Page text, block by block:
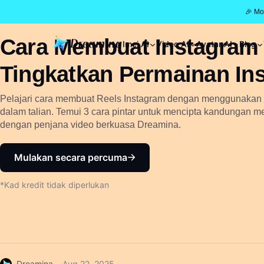
🎉
Imej AI Video AI Avatar AI Blog
Cara Membuat Instagram
Tingkatkan Permainan
Pelajari cara membuat Reels Instagram dengan
dalam talian. Temui 3 cara pintar untuk mencipta kandungan
dengan penjana video berkuasa Dreamina.
Mulakan secara percuma
*Kad kredit tidak diperlukan